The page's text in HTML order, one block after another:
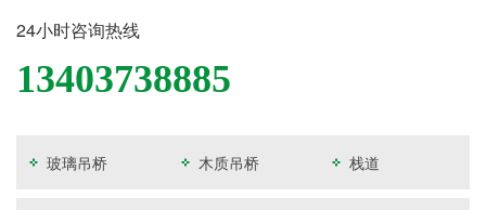
24小时咨询热线
13403738885
玻璃吊桥 木质吊桥 栈道